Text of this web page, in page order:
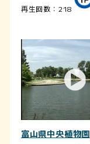
再生回数：218
富山県中央植物園